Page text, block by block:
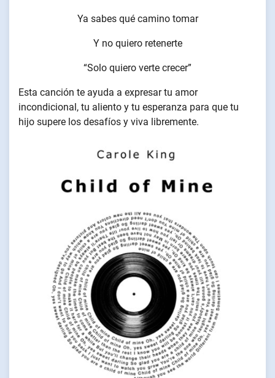
Ya sabes qué camino tomar
Y no quiero retenerte
“Solo quiero verte crecer”
Esta canción te ayuda a expresar tu amor
incondicional, tu aliento y tu esperanza para que tu
hijo supere los desafíos y viva libremente.